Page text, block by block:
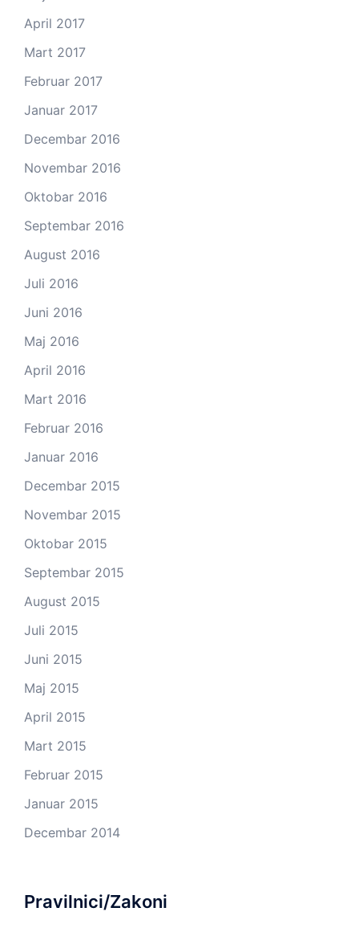
April 2017
Mart 2017
Februar 2017
Januar 2017
Decembar 2016
Novembar 2016
Oktobar 2016
Septembar 2016
August 2016
Juli 2016
Juni 2016
Maj 2016
April 2016
Mart 2016
Februar 2016
Januar 2016
Decembar 2015
Novembar 2015
Oktobar 2015
Septembar 2015
August 2015
Juli 2015
Juni 2015
Maj 2015
April 2015
Mart 2015
Februar 2015
Januar 2015
Decembar 2014
Pravilnici/Zakoni